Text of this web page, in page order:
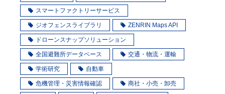
スマートファクトリーサービス
ジオフェンスライブラリ ZENRIN Maps API
ドローンスナップソリューション
全国避難所データベース 交通・物流・運輸
学術研究 自動車
危機管理・災害情報確認 商社・小売・卸売